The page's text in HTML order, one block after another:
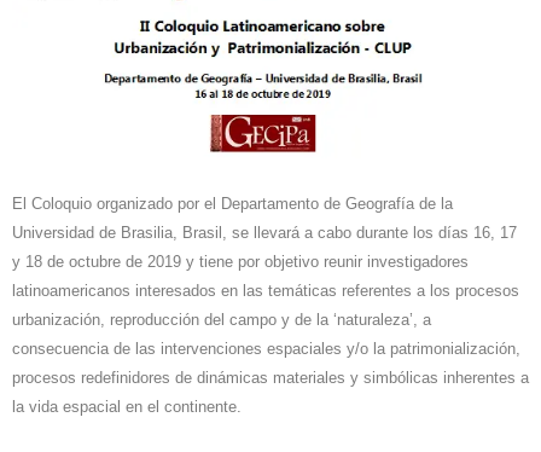
El Coloquio organizado por el Departamento de Geografía de la
Universidad de Brasilia, Brasil, se llevará a cabo durante los días 16, 17
y 18 de octubre de 2019 y tiene por objetivo reunir investigadores
latinoamericanos interesados en las temáticas referentes a los procesos
urbanización, reproducción del campo y de la ‘naturaleza’, a
consecuencia de las intervenciones espaciales y/o la patrimonialización,
procesos redefinidores de dinámicas materiales y simbólicas inherentes a
la vida espacial en el continente.